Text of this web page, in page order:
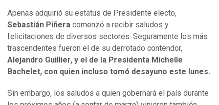
Apenas adquirió su estatus de Presidente electo,
Sebastián Piñera comenzó a recibir saludos y
felicitaciones de diversos sectores. Seguramente los más
trascendentes fueron el de su derrotado contendor,
Alejandro Guillier, y el de la Presidenta Michelle
Bachelet, con quien incluso tomó desayuno este lunes.
Sin embargo, los saludos a quien gobernará el país durante